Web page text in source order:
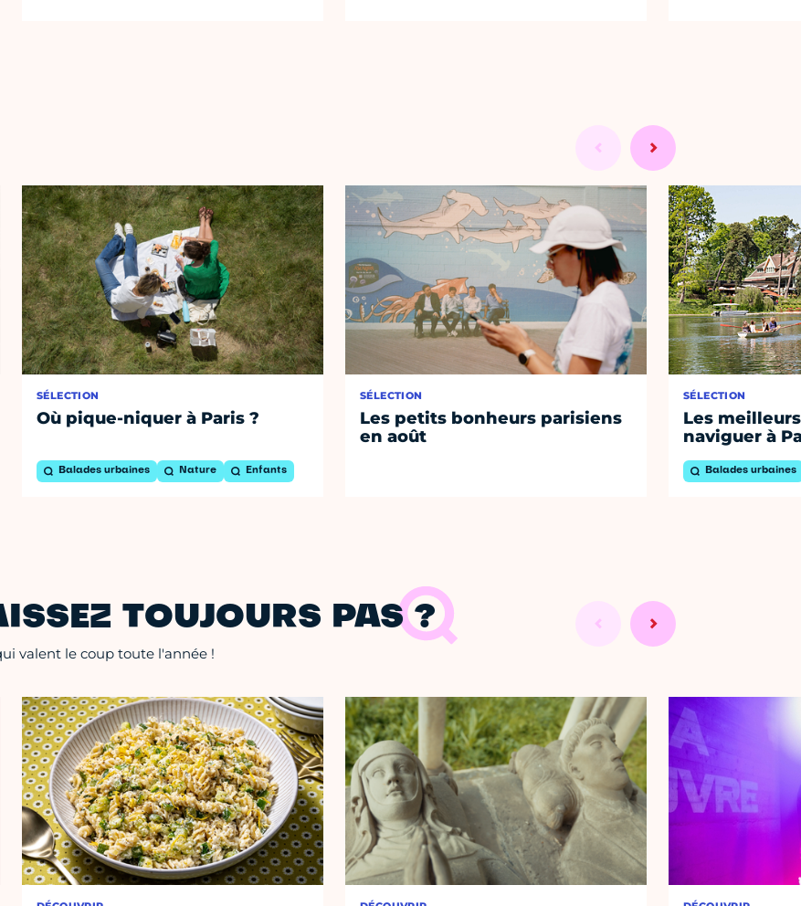
SÉLECTION
Où pique-niquer à Paris ?
Balades urbaines Nature Enfants
SÉLECTION
Les petits bonheurs parisiens
en août
SÉLECTION
Les
naviguer à
Balades urbaines
TOUJOURS PAS ?
valent le coup toute l'année !